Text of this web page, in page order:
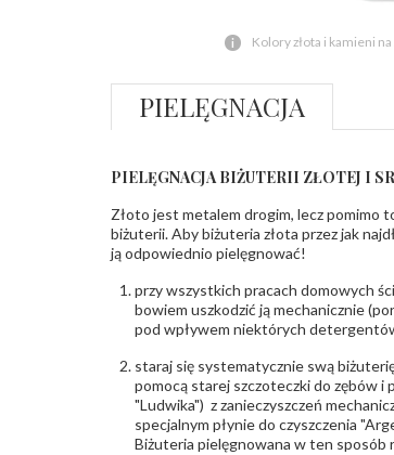
Kolory złota i kamieni
PIELĘGNACJA
PIELĘGNACJA BIŻUTERII ZŁOTEJ I
Złoto jest metalem drogim, lecz pomimo
biżuterii. Aby biżuteria złota przez jak
ją odpowiednio pielęgnować!
przy wszystkich pracach domowych
bowiem uszkodzić ją mechanicznie
pod wpływem niektórych
staraj się systematycznie swą
pomocą starej szczoteczki do zębów i
"Ludwika") z zanieczyszczeń
specjalnym płynie do czyszczenia
Biżuteria pielęgnowana w ten sposób